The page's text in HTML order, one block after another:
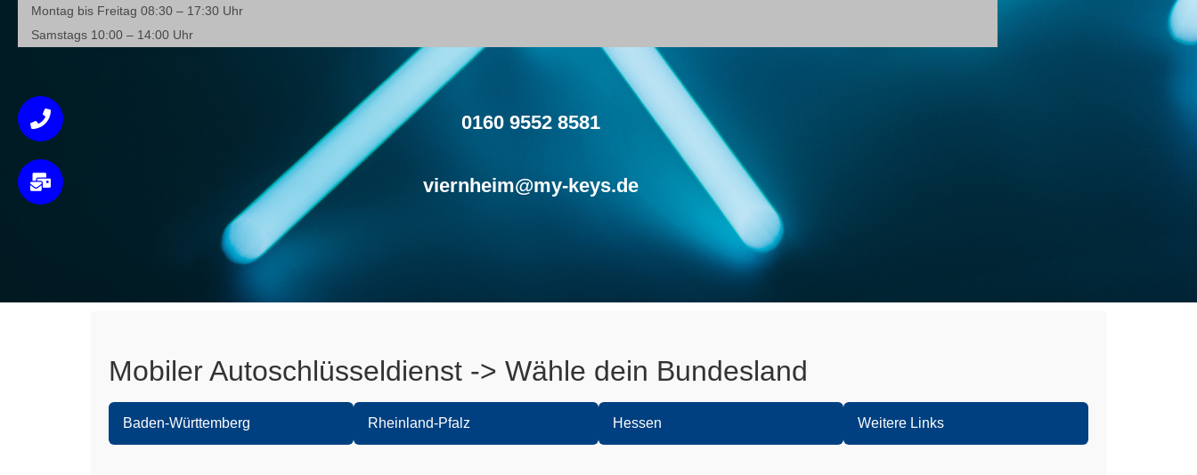
Montag bis Freitag 08:30 – 17:30 Uhr
Samstags 10:00 – 14:00 Uhr
0160 9552 8581
viernheim@my-keys.de
Mobiler Autoschlüsseldienst -> Wähle dein Bundesland
Baden-Württemberg Rheinland-Pfalz Hessen Weitere Links